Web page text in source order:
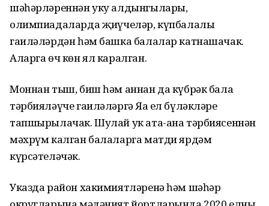
шәһәрләреннән уку алдынгылары,
олимпиадаларда җиңүчеләр, күпбалалы
гаиләләрдән һәм башка балалар катнашачак.
Аларга өч көн ял каралган.
Моннан тыш, биш һәм аннан да күбрәк бала
тәрбияләүче гаиләләргә Яңа ел бүләкләре
тапшырылачак. Шулай ук ата-ана тәрбиясеннән
мәхрүм калган балаларга матди ярдәм
күрсәтеләчәк.
Указда район хакимиятләренә һәм шәһәр